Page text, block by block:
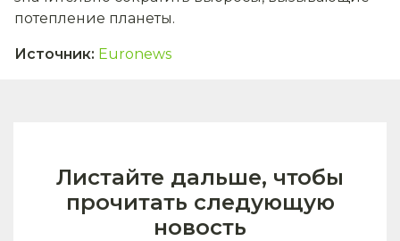
потепление планеты.
Источник: Euronews
Листайте дальше, чтобы
прочитать следующую
новость